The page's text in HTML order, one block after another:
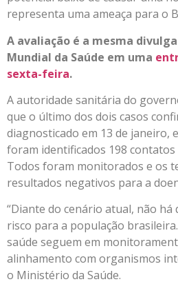
representa uma ameaça para o
A avaliação é a mesma
Mundial da Saúde em uma
sexta-feira.
A autoridade sanitária do
que o último dos dois casos
diagnosticado em 13 de janeiro,
foram identificados 198 contatos
Todos foram monitorados e os
resultados negativos para a
“Diante do cenário atual, não há
risco para a população
saúde seguem em
alinhamento com organismos
o Ministério da Saúde.